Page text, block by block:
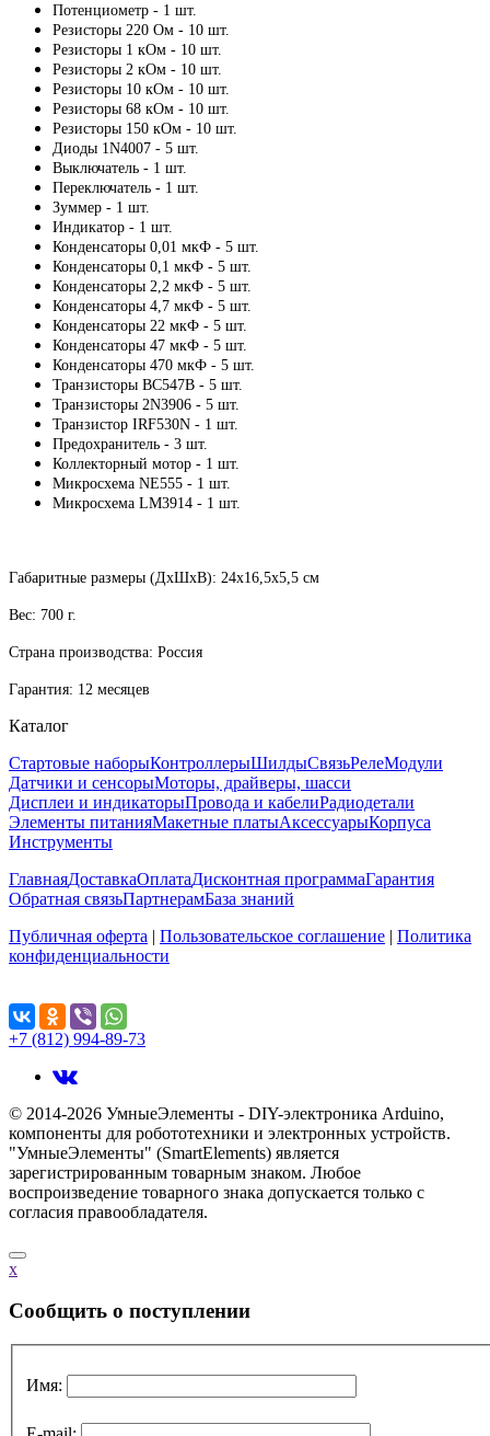
Потенциометр - 1 шт.
Резисторы 220 Ом - 10 шт.
Резисторы 1 кОм - 10 шт.
Резисторы 2 кОм - 10 шт.
Резисторы 10 кОм - 10 шт.
Резисторы 68 кОм - 10 шт.
Резисторы 150 кОм - 10 шт.
Диоды 1N4007 - 5 шт.
Выключатель - 1 шт.
Переключатель - 1 шт.
Зуммер - 1 шт.
Индикатор - 1 шт.
Конденсаторы 0,01 мкФ - 5 шт.
Конденсаторы 0,1 мкФ - 5 шт.
Конденсаторы 2,2 мкФ - 5 шт.
Конденсаторы 4,7 мкФ - 5 шт.
Конденсаторы 22 мкФ - 5 шт.
Конденсаторы 47 мкФ - 5 шт.
Конденсаторы 470 мкФ - 5 шт.
Транзисторы BC547B - 5 шт.
Транзисторы 2N3906 - 5 шт.
Транзистор IRF530N - 1 шт.
Предохранитель - 3 шт.
Коллекторный мотор - 1 шт.
Микросхема NE555 - 1 шт.
Микросхема LM3914 - 1 шт.
Габаритные размеры (ДхШхВ): 24х16,5х5,5 см
Вес: 700 г.
Страна производства: Россия
Гарантия: 12 месяцев
Каталог
Стартовые наборыКонтроллерыШилдыСвязьРелеМодули
Датчики и сенсорыМоторы, драйверы, шасси
Дисплеи и индикаторыПровода и кабелиРадиодетали
Элементы питанияМакетные платыАксессуарыКорпуса
Инструменты
ГлавнаяДоставкаОплатаДисконтная программаГарантия
Обратная связьПартнерамБаза знаний
Публичная оферта | Пользовательское соглашение | Политика
конфиденциальности
+7 (812) 994-89-73
© 2014-2026 УмныеЭлементы - DIY-электроника Arduino,
компоненты для робототехники и электронных устройств.
"УмныеЭлементы" (SmartElements) является
зарегистрированным товарным знаком. Любое
воспроизведение товарного знака допускается только с
согласия правообладателя.
x
Cообщить о поступлении
Имя: